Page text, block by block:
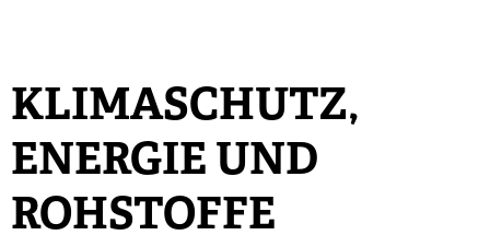
KLIMASCHUTZ,
ENERGIE UND
ROHSTOFFE